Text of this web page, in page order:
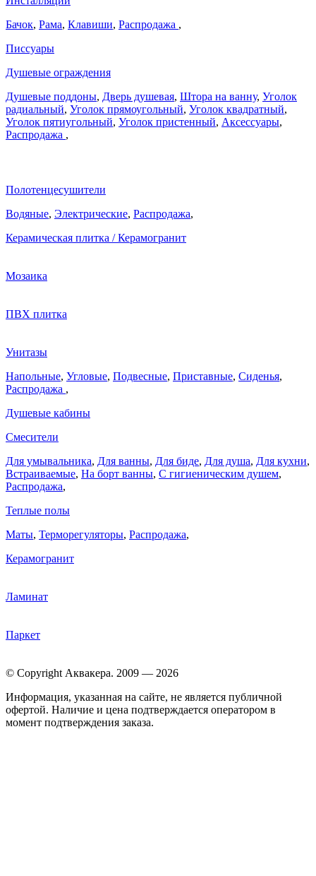
Бачок, Рама, Клавиши, Распродажа ,
Писсуары
Душевые ограждения
Душевые поддоны, Дверь душевая, Штора на ванну, Уголок
радиальный, Уголок прямоугольный, Уголок квадратный,
Уголок пятиугольный, Уголок пристенный, Аксессуары,
Распродажа ,
Полотенцесушители
Водяные, Электрические, Распродажа,
Керамическая плитка / Керамогранит
Мозаика
ПВХ плитка
Унитазы
Напольные, Угловые, Подвесные, Приставные, Сиденья,
Распродажа ,
Душевые кабины
Смесители
Для умывальника, Для ванны, Для биде, Для душа, Для кухни,
Встраиваемые, На борт ванны, C гигиеническим душем,
Распродажа,
Теплые полы
Маты, Терморегуляторы, Распродажа,
Керамогранит
Ламинат
Паркет
© Copyright Аквакера. 2009 — 2026
Информация, указанная на сайте, не является публичной
офертой. Наличие и цена подтверждается оператором в
момент подтверждения заказа.